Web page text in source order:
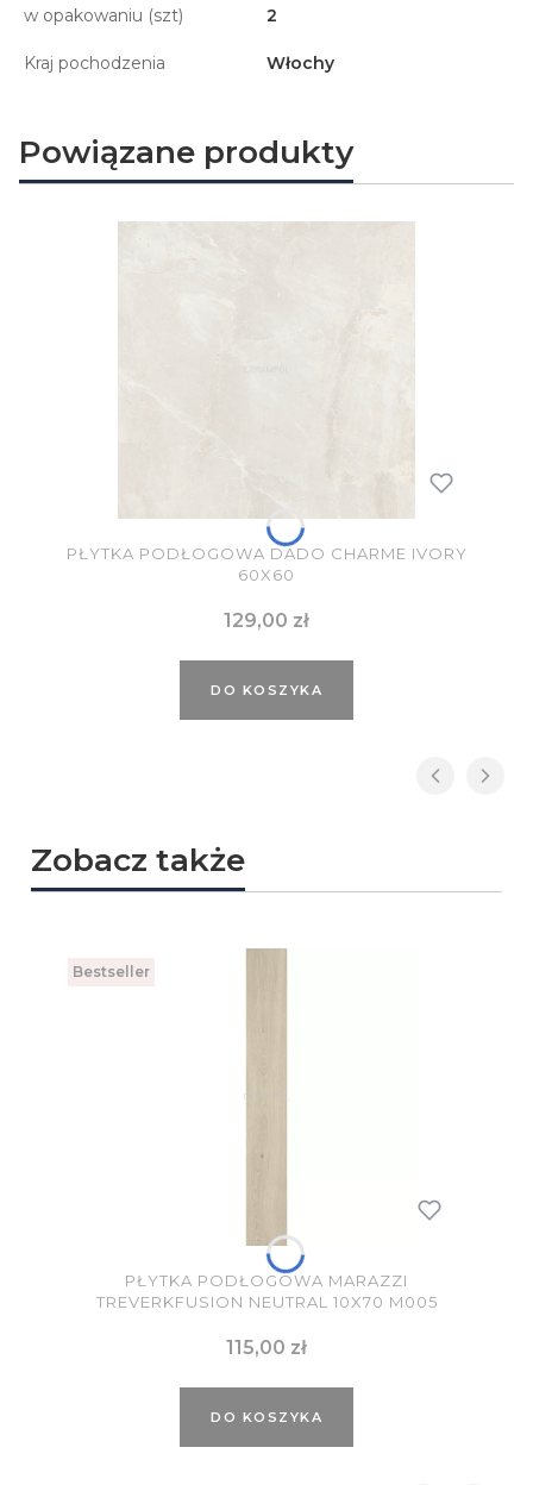
w opakowaniu (szt) 2
Kraj pochodzenia Włochy
Powiązane produkty
PŁYTKA PODŁOGOWA DADO CHARME IVORY
60X60
Cena
129,00 zł
DO KOSZYKA
Zobacz także
Bestseller
PŁYTKA PODŁOGOWA MARAZZI
TREVERKFUSION NEUTRAL 10X70 M005
Cena
115,00 zł
DO KOSZYKA